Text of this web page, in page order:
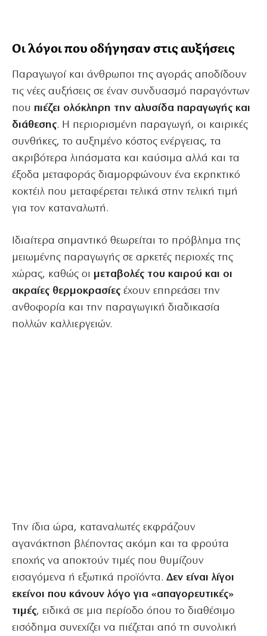
Οι λόγοι που οδήγησαν στις αυξήσεις
Παραγωγοί και άνθρωποι της αγοράς αποδίδουν
τις νέες αυξήσεις σε έναν συνδυασμό παραγόντων
που πιέζει ολόκληρη την αλυσίδα παραγωγής και
διάθεσης. Η περιορισμένη παραγωγή, οι καιρικές
συνθήκες, το αυξημένο κόστος ενέργειας, τα
ακριβότερα λιπάσματα και καύσιμα αλλά και τα
έξοδα μεταφοράς διαμορφώνουν ένα εκρηκτικό
κοκτέιλ που μεταφέρεται τελικά στην τελική τιμή
για τον καταναλωτή.
Ιδιαίτερα σημαντικό θεωρείται το πρόβλημα της
μειωμένης παραγωγής σε αρκετές περιοχές της
χώρας, καθώς οι μεταβολές του καιρού και οι
ακραίες θερμοκρασίες έχουν επηρεάσει την
ανθοφορία και την παραγωγική διαδικασία
πολλών καλλιεργειών.
Την ίδια ώρα, καταναλωτές εκφράζουν
αγανάκτηση βλέποντας ακόμη και τα φρούτα
εποχής να αποκτούν τιμές που θυμίζουν
εισαγόμενα ή εξωτικά προϊόντα. Δεν είναι λίγοι
εκείνοι που κάνουν λόγο για «απαγορευτικές»
τιμές, ειδικά σε μια περίοδο όπου το διαθέσιμο
εισόδημα συνεχίζει να πιέζεται από τη συνολική